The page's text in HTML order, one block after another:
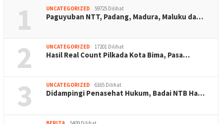
1 UNCATEGORIZED 59725 Dilihat
Paguyuban NTT, Padang, Madura, Maluku da…
2 UNCATEGORIZED 17201 Dilihat
Hasil Real Count Pilkada Kota Bima, Pasa…
3 UNCATEGORIZED 6165 Dilihat
Didampingi Penasehat Hukum, Badai NTB Ha…